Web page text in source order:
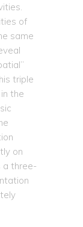
of
same
triple
the
on
a three-